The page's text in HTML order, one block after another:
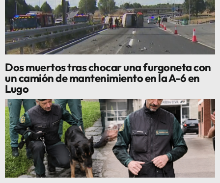
Dos muertos tras chocar una furgoneta con
un camión de mantenimiento en la A-6 en
Lugo